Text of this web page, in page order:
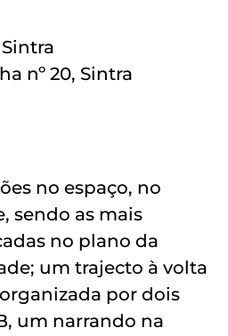
nº 20, Sintra
no espaço, no
sendo as mais
no plano da
um trajecto à volta
por dois
um narrando na